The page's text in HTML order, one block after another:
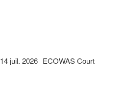
14 juil. 2026 ECOWAS Court